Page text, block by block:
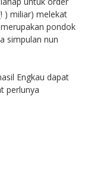
) miliar) melekat
pondok
simpulan nun
Engkau dapat
perlunya